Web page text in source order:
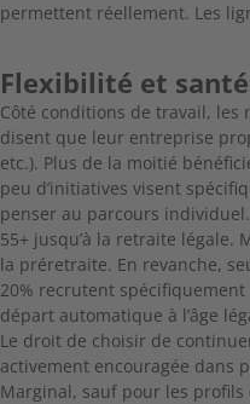
permettent réellement. Les
Flexibilité et
Côté conditions de travail, les
disent que leur entreprise
etc.). Plus de la moitié
peu d’initiatives visent
penser au parcours
55+ jusqu’à la retraite légale.
la préretraite. En revanche,
20% recrutent
départ automatique à l’âge
Le droit de choisir de
activement encouragée dans
Marginal, sauf pour les profils